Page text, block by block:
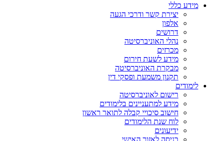
מידע כללי
יצירת קשר ודרכי הגעה
אלפון
דרושים
נהלי האוניברסיטה
מכרזים
מידע לשעת חירום
מבקרת האוניברסיטה
תקנון משמעת ופסקי דין
לימודים
רישום לאוניברסיטה
מידע למתעניינים בלימודים
חישוב סיכויי קבלה לתואר ראשון
לוח שנת הלימודים
ידיעונים
כניסה לאזור האישי